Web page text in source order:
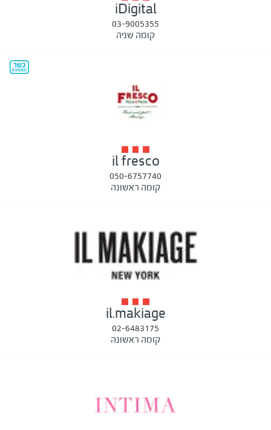
iDigital
03-9005355
קומה שניה
il fresco
050-6757740
קומה ראשונה
il.makiage
02-6483175
קומה ראשונה